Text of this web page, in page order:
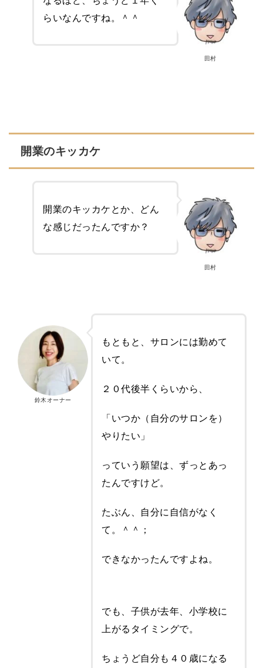
らいなんですね。＾＾
田村
開業のキッカケ
開業のキッカケとか、どん
な感じだったんですか？
田村
もともと、サロンには勤めて
いて。
２０代後半くらいから、
「いつか（自分のサロンを）
やりたい」
っていう願望は、ずっとあっ
たんですけど。
たぶん、自分に自信がなく
て。＾＾；
できなかったんですよね。
でも、子供が去年、小学校に
上がるタイミングで。
ちょうど自分も４０歳になる
鈴木オーナー